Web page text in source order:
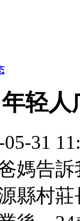
轻
31
告訴
縣村